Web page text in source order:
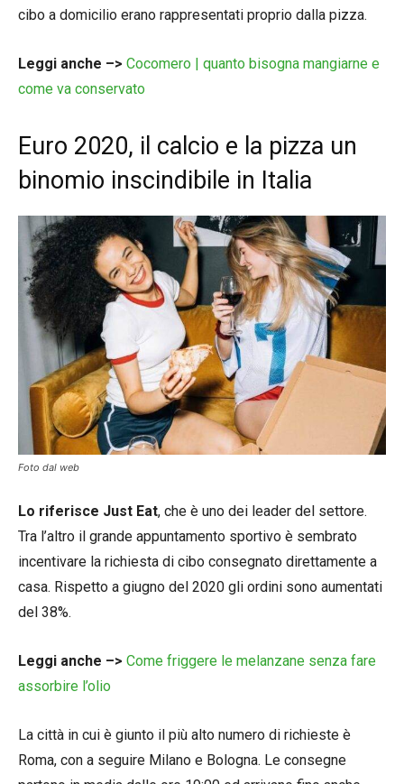
cibo a domicilio erano rappresentati proprio dalla pizza.
Leggi anche –> Cocomero | quanto bisogna mangiarne e
come va conservato
Euro 2020, il calcio e la pizza un
binomio inscindibile in Italia
Foto dal web
Lo riferisce Just Eat, che è uno dei leader del settore.
Tra l’altro il grande appuntamento sportivo è sembrato
incentivare la richiesta di cibo consegnato direttamente a
casa. Rispetto a giugno del 2020 gli ordini sono aumentati
del 38%.
Leggi anche –> Come friggere le melanzane senza fare
assorbire l’olio
La città in cui è giunto il più alto numero di richieste è
Roma, con a seguire Milano e Bologna. Le consegne